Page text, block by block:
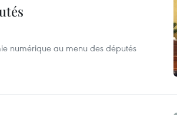
numérique au menu des députés